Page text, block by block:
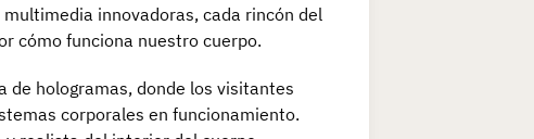
innovadoras, cada rincón del
cómo funciona nuestro cuerpo.
de hologramas, donde los visitantes
corporales en funcionamiento.